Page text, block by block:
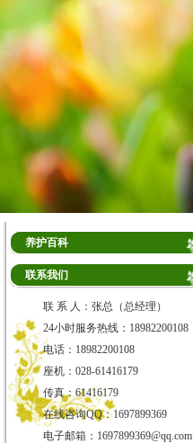
养护百科
联系我们
联 系 人：张总（总经理）
24小时服务热线：18982200108
电话：18982200108
座机：028-61416179
传真：61416179
在线咨询QQ：1697899369
电子邮箱：1697899369@qq.com